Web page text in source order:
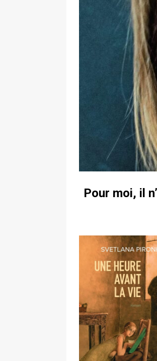
de la
[ 2
[ 8
face
[ 10
un
[ 4
Pour moi, il